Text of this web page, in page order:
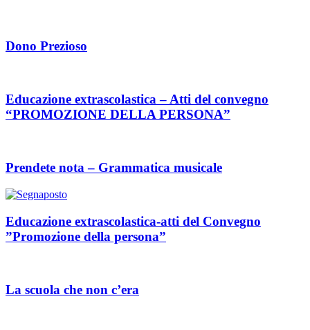
Dono Prezioso
Educazione extrascolastica – Atti del convegno
“PROMOZIONE DELLA PERSONA”
Prendete nota – Grammatica musicale
Educazione extrascolastica-atti del Convegno
”Promozione della persona”
La scuola che non c’era